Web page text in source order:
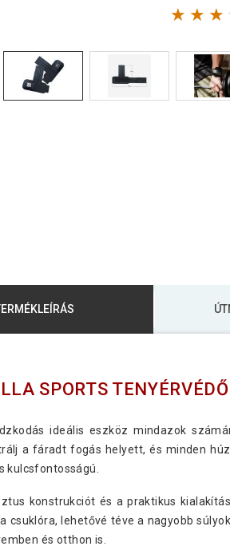
SPORTS
ideális eszköz mindazok
a fáradt fogás helyett, és minden
kulcsfontosságú.
konstrukciót és a praktikus
csuklóra, lehetővé téve a nagyobb
és otthon is.